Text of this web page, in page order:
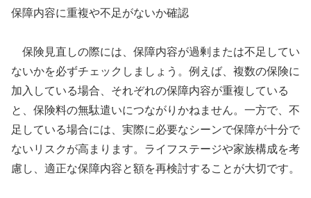
保障内容に重複や不足がないか確認
保険見直しの際には、保障内容が過剰または不足してい
ないかを必ずチェックしましょう。例えば、複数の保険に
加入している場合、それぞれの保障内容が重複している
と、保険料の無駄遣いにつながりかねません。一方で、不
足している場合には、実際に必要なシーンで保障が十分で
ないリスクが高まります。ライフステージや家族構成を考
慮し、適正な保障内容と額を再検討することが大切です。